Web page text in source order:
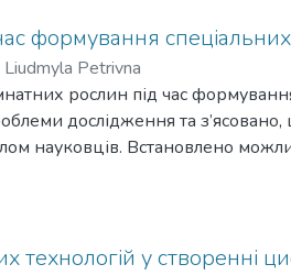
формування
Petrivna
рослин під час
дослідження та
науковців. Встановлено
кімнатних рослин, які
у створенні